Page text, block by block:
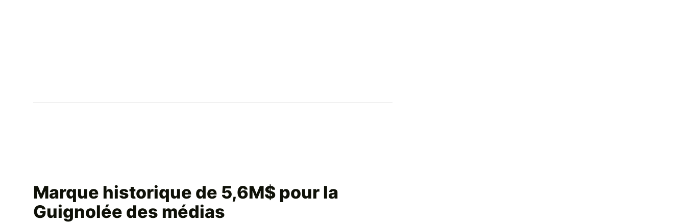
Marque historique de 5,6M$ pour la
Guignolée des médias